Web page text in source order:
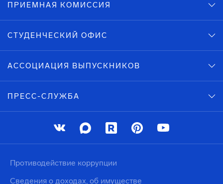
ПРИЕМНАЯ КОМИССИЯ
СТУДЕНЧЕСКИЙ ОФИС
АССОЦИАЦИЯ ВЫПУСКНИКОВ
ПРЕСС-СЛУЖБА
Противодействие коррупции
Сведения о доходах, об имуществе